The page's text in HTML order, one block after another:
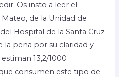
Os insto a leer el
de la Unidad de
Hospital de la Santa Cruz
la pena por su claridad y
13,2/1000
consumen este tipo de